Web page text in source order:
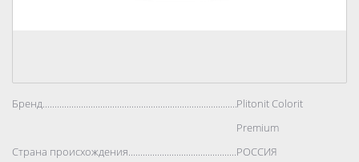
Бренд..................................................................................Plitonit Colorit
Premium
Страна происхождения..................................................................................
РОССИЯ